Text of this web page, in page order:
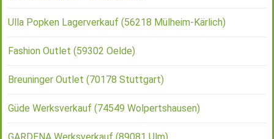
Ulla Popken Lagerverkauf (56218 Mülheim-Kärlich)
Fashion Outlet (59302 Oelde)
Breuninger Outlet (70178 Stuttgart)
Güde Werksverkauf (74549 Wolpertshausen)